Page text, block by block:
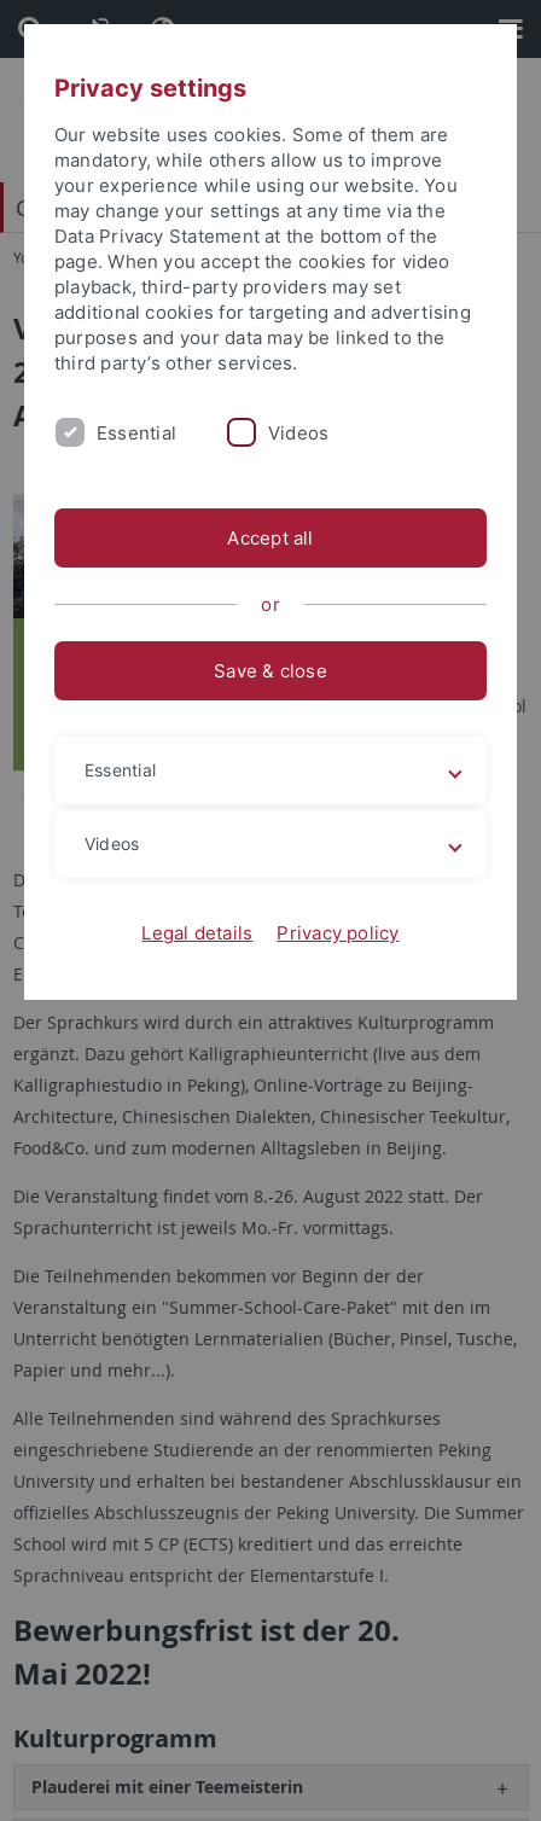
Skip
to
content
Skip
to
footer
China Centrum Tübingen (CCT)
You are here: Startseite ... Virtual Peking Summer School 2022
Virtual Peking Summer School
2022: Chinese for Beginners, 8.-26.
August
Die Virtual Peking Summer
School 2022 holt das Peking-
In Zusammenarbeit mit der
Peking University und dem
ECCS bietet das ChinaForum
Tübingen mit der Spring School
"Chinese for Beginners" und
Die Virtual Peking Summer School (VPSS) bietet den
Teilnehmenden einen dreiwöchigen Intensiv-Sprachkurs
Chinesisch, der von erfahrenen chinesischen Lehrkräften des
ECCS live und online unterrichtet wird.
Der Sprachkurs wird durch ein attraktives Kulturprogramm
ergänzt. Dazu gehört Kalligraphieunterricht (live aus dem
Kalligraphiestudio in Peking), Online-Vorträge zu Beijing-
Architecture, Chinesischen Dialekten, Chinesischer Teekultur,
Food&Co. und zum modernen Alltagsleben in Beijing.
Die Veranstaltung findet vom 8.-26. August 2022 statt. Der
Sprachunterricht ist jeweils Mo.-Fr. vormittags.
Die Teilnehmenden bekommen vor Beginn der der
Veranstaltung ein "Summer-School-Care-Paket" mit den im
Unterricht benötigten Lernmaterialien (Bücher, Pinsel, Tusche,
Papier und mehr...).
Alle Teilnehmenden sind während des Sprachkurses
eingeschriebene Studierende an der renommierten Peking
University und erhalten bei bestandener Abschlussklausur ein
offizielles Abschlusszeugnis der Peking University. Die Summer
School wird mit 5 CP (ECTS) kreditiert und das erreichte
Sprachniveau entspricht der Elementarstufe I.
Bewerbungsfrist ist der 20.
Mai 2022!
Kulturprogramm
Plauderei mit einer Teemeisterin
Privacy settings
Our website uses cookies. Some of them are
mandatory, while others allow us to improve
your experience while using our website. You
may change your settings at any time via the
Data Privacy Statement at the bottom of the
page. When you accept the cookies for video
playback, third-party providers may set
additional cookies for targeting and advertising
purposes and your data may be linked to the
third party’s other services.
Essential Videos
Accept all
or
Save & close
Essential
Videos
Legal details Privacy policy